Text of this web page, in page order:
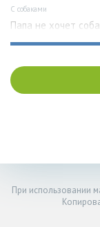
С собаками
Папа не хочет
При использовании